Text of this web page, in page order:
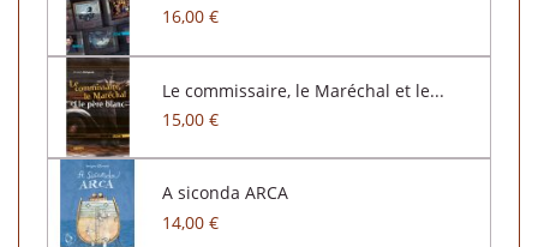
16,00 €
Le commissaire, le Maréchal et le...
15,00 €
A siconda ARCA
14,00 €